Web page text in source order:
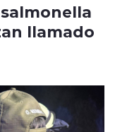
llamado